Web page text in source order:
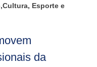
Esporte e
da